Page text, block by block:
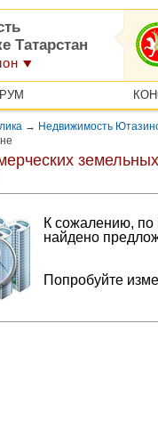
Татарстан
→ Недвижимость
К сожалению,
найдено
Попробуйте